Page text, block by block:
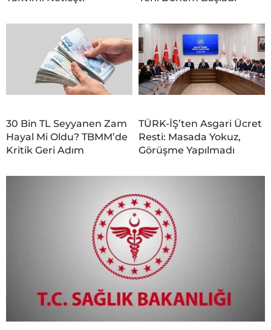
30 Bin TL Seyyanen Zam
Hayal Mi Oldu? TBMM’de
Kritik Geri Adım
TÜRK-İŞ’ten Asgari Ücret
Resti: Masada Yokuz,
Görüşme Yapılmadı